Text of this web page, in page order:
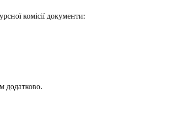
комісії документи:
додатково.